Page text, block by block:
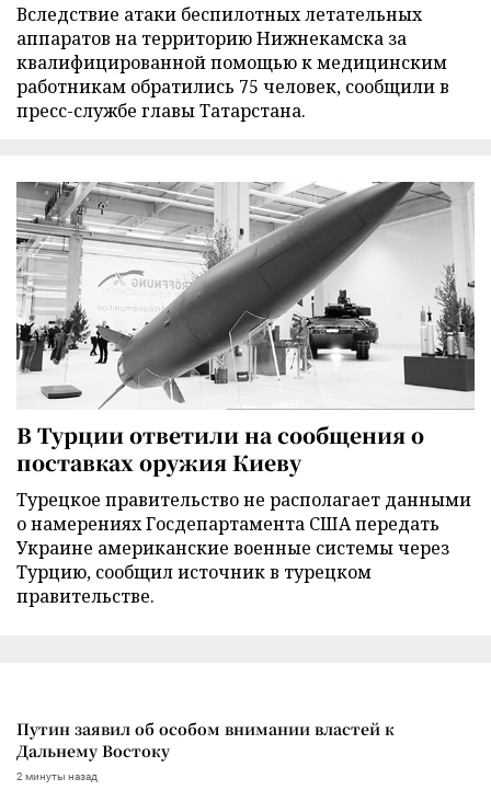
Вследствие атаки беспилотных летательных
аппаратов на территорию Нижнекамска за
квалифицированной помощью к медицинским
работникам обратились 75 человек, сообщили в
пресс-службе главы Татарстана.
В Турции ответили на сообщения о
поставках оружия Киеву
Турецкое правительство не располагает данными
о намерениях Госдепартамента США передать
Украине американские военные системы через
Турцию, сообщил источник в турецком
правительстве.
Путин заявил об особом внимании властей к
Дальнему Востоку
2 минуты назад